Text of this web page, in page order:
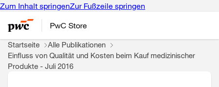
Zum Inhalt springenZur Fußzeile springen
PwC Store
Startseite
Alle Publikationen
Einfluss von Qualität und Kosten beim Kauf medizinischer
Produkte - Juli 2016